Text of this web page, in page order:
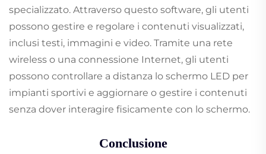
specializzato. Attraverso questo software, gli utenti
possono gestire e regolare i contenuti visualizzati,
inclusi testi, immagini e video. Tramite una rete
wireless o una connessione Internet, gli utenti
possono controllare a distanza lo schermo LED per
impianti sportivi e aggiornare o gestire i contenuti
senza dover interagire fisicamente con lo schermo.
Conclusione